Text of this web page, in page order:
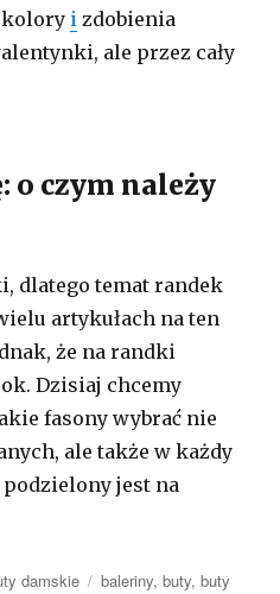
kolory i zdobienia
ale przez cały
o czym należy
dlatego temat randek
artykułach na ten
że na randki
Dzisiaj chcemy
fasony wybrać nie
ale także w każdy
jest na
damskie Tagi
baleriny,buty,buty